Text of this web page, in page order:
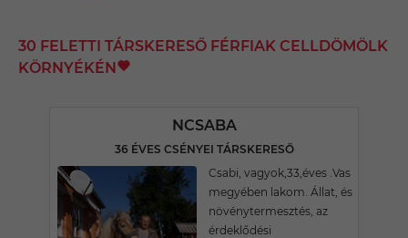
30 FELETTI TÁRSKERESŐ FÉRFIAK CELLDÖMÖLK
KÖRNYÉKÉN
NCSABA
36 ÉVES CSÉNYEI TÁRSKERESŐ
Csabi, vagyok,33,éves .Vas
megyében lakom. Állat, és
növénytermesztés, az
érdeklődési